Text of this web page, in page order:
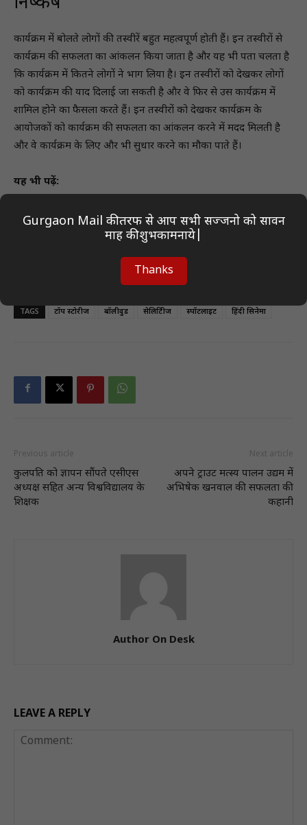
कार्यक्रम में बोलते लोगों की तस्वीरें बहुत महत्वपूर्ण होती हैं। इन तस्वीरों से
कार्यक्रम की सफलता का आंकलन किया जाता है और यह भी पता चलता है
कि कार्यक्रम में कितने लोगों ने भाग लिया है। इन तस्वीरों को देखकर लोगों
को कार्यक्रम की याद दिलाई जा सकती है और वे फिर से उस कार्यक्रम में
शामिल होने का फैसला करते हैं। इन तस्वीरों को देखकर कार्यक्रम के
आयोजकों को कार्यक्रम की सफलता का आंकलन करने में मदद मिलती है
और वे कार्यक्रम के लिए और भी सुधार करने का मौका पाते हैं।
यह भी पढ़ें:
फाईल फाेटाे का महत्व और उपयोग
धमाल 4 – फोटो सोर्स एक्स: एक दिलचस्प कहानी
फेम इंडिया जारी फ़ोटो की लेटेस्ट अपडेट्स देखें
TAGS टॉप स्टोरीज बॉलीवुड सेलिब्रिटीज स्पॉटलाइट हिंदी सिनेमा
Previous article
कुलपति को ज्ञापन सौंपते एसीएस
अध्यक्ष सहित अन्य विश्वविद्यालय के
शिक्षक
Next article
अपने ट्राउट मत्स्य पालन उद्यम में
अभिषेक खनवाल की सफलता की
कहानी
Author On Desk
LEAVE A REPLY
Gurgaon Mail की तरफ से आप सभी सज्जनो को सावन
माह की शुभकामनाये|
Thanks